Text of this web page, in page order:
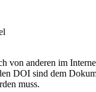
anderen im
DOI sind dem
muss.